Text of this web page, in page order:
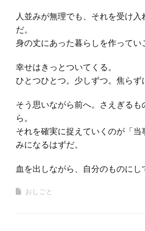
人並みが無理でも、それを受け
だ。
身の丈にあった暮らしを作ってい
幸せはきっとついてくる。
ひとつひとつ。少しずつ。焦らず
そう思いながら前へ。さえぎるも
ら。
それを確実に捉えていくのが「当
みになるはずだ。
血を出しながら、自分のものにし
おしごと